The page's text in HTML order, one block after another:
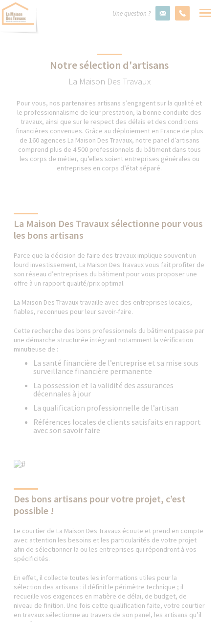
Une question ?
Notre sélection d'artisans
La Maison Des Travaux
Pour vous, nos partenaires artisans s’engagent sur la qualité et
le professionnalisme de leur prestation, la bonne conduite des
travaux, ainsi que sur le respect des délais et des conditions
financières convenues. Grâce au déploiement en France de plus
de 160 agences La Maison Des Travaux, notre panel d’artisans
comprend plus de 4 500 professionnels du bâtiment dans tous
les corps de métier, qu’elles soient entreprises générales ou
entreprises en corps d’état séparé.
La Maison Des Travaux sélectionne pour vous
les bons artisans
Parce que la décision de faire des travaux implique souvent un
lourd investissement, La Maison Des Travaux vous fait profiter de
son réseau d’entreprises du bâtiment pour vous proposer une
offre à un rapport qualité/prix optimal.
La Maison Des Travaux travaille avec des entreprises locales,
fiables, reconnues pour leur savoir-faire.
Cette recherche des bons professionnels du bâtiment passe par
une démarche structurée intégrant notamment la vérification
minutieuse de :
La santé financière de l’entreprise et sa mise sous
surveillance financière permanente
La possession et la validité des assurances
décennales à jour
La qualification professionnelle de l’artisan
Références locales de clients satisfaits en rapport
avec son savoir faire
Des bons artisans pour votre projet, c’est
possible !
Le courtier de La Maison Des Travaux écoute et prend en compte
avec attention les besoins et les particularités de votre projet
afin de sélectionner la ou les entreprises qui répondront à vos
spécificités.
En effet, il collecte toutes les informations utiles pour la
sélection des artisans : il définit le périmètre technique ; il
recueille vos exigences en matière de délai, de budget, de
niveau de finition. Une fois cette qualification faite, votre courtier
en travaux sélectionne au travers de son panel, les artisans qu’il